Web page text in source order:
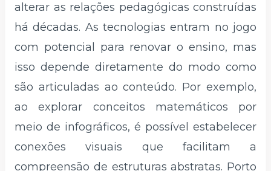
alterar as relações pedagógicas construídas
há décadas. As tecnologias entram no jogo
com potencial para renovar o ensino, mas
isso depende diretamente do modo como
são articuladas ao conteúdo. Por exemplo,
ao explorar conceitos matemáticos por
meio de infográficos, é possível estabelecer
conexões visuais que facilitam a
compreensão de estruturas abstratas. Porto